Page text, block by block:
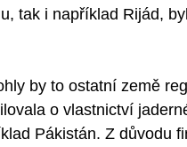
tak i například Rijád,
by to ostatní země
o vlastnictví
Pákistán. Z důvodu